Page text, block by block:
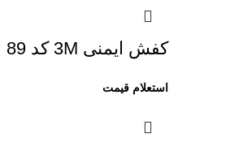
کفش ایمنی 3M کد 89